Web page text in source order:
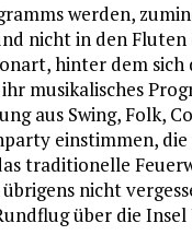
werden,
nicht in den
hinter dem
musikalisches
aus Swing, Folk,
einstimmen,
traditionelle
nicht
über die